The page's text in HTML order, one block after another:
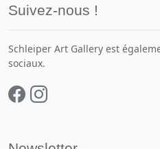
Suivez-nous !
Schleiper Art Gallery est
sociaux.